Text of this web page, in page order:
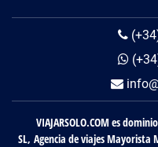
VIAJARSOLO.COM es
SL, Agencia de viajes Mayorista